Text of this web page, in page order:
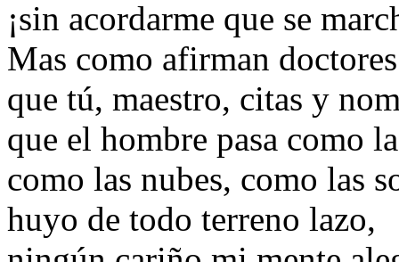
¡sin acordarme que se
Mas como afirman
que tú, maestro, citas y
que el hombre pasa como
como las nubes, como las
huyo de todo terreno lazo,